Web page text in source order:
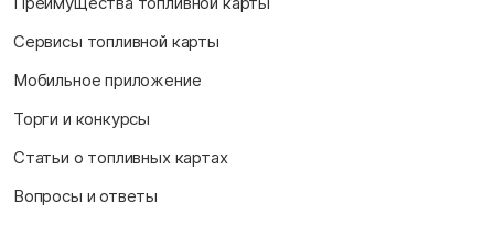
Сервисы топливной карты
Мобильное приложение
Торги и конкурсы
Статьи о топливных картах
Вопросы и ответы